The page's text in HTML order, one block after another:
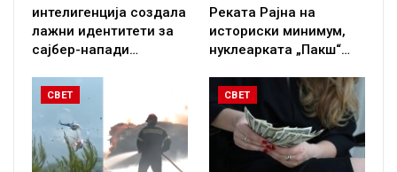
интелигенција создала
лажни идентитети за
сајбер-напади…
Реката Рајна на
историски минимум,
нуклеарката „Пакш“…
СВЕТ СВЕТ